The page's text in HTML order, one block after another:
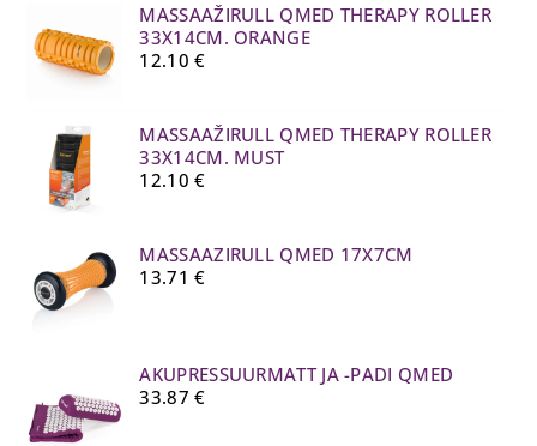
MASSAAŽIRULL QMED THERAPY ROLLER
33X14CM. ORANGE
12.10€
MASSAAŽIRULL QMED THERAPY ROLLER
33X14CM. MUST
12.10€
MASSAAZIRULL QMED 17X7CM
13.71€
AKUPRESSUURMATT JA -PADI QMED
33.87€